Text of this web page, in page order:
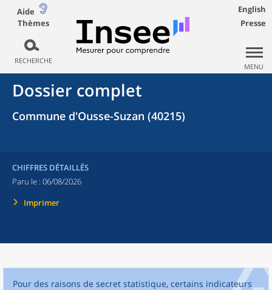
Aide
Thèmes
RECHERCHE
English
Presse
MENU
Dossier complet
Commune d'Ousse-Suzan (40215)
CHIFFRES DÉTAILLÉS
Paru le : 06/08/2026
Imprimer
Pour des raisons de secret statistique, certains indicateurs